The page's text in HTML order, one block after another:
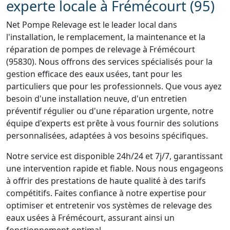
experte locale à Frémécourt (95)
Net Pompe Relevage est le leader local dans
l'installation, le remplacement, la maintenance et la
réparation de pompes de relevage à Frémécourt
(95830). Nous offrons des services spécialisés pour la
gestion efficace des eaux usées, tant pour les
particuliers que pour les professionnels. Que vous ayez
besoin d'une installation neuve, d'un entretien
préventif régulier ou d'une réparation urgente, notre
équipe d'experts est prête à vous fournir des solutions
personnalisées, adaptées à vos besoins spécifiques.
Notre service est disponible 24h/24 et 7j/7, garantissant
une intervention rapide et fiable. Nous nous engageons
à offrir des prestations de haute qualité à des tarifs
compétitifs. Faites confiance à notre expertise pour
optimiser et entretenir vos systèmes de relevage des
eaux usées à Frémécourt, assurant ainsi un